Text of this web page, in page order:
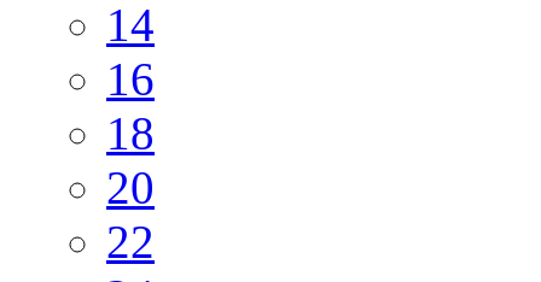
14
16
18
20
22